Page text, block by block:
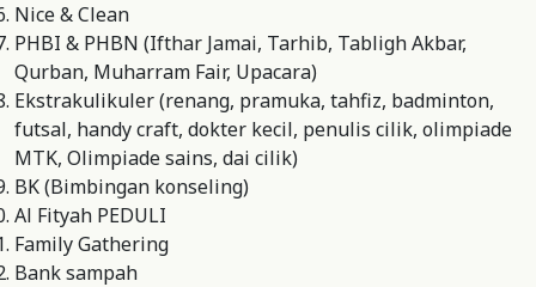
Nice & Clean
PHBI & PHBN (Ifthar Jamai, Tarhib, Tabligh Akbar,
Qurban, Muharram Fair, Upacara)
Ekstrakulikuler (renang, pramuka, tahfiz, badminton,
futsal, handy craft, dokter kecil, penulis cilik, olimpiade
MTK, Olimpiade sains, dai cilik)
BK (Bimbingan konseling)
Al Fityah PEDULI
Family Gathering
Bank sampah